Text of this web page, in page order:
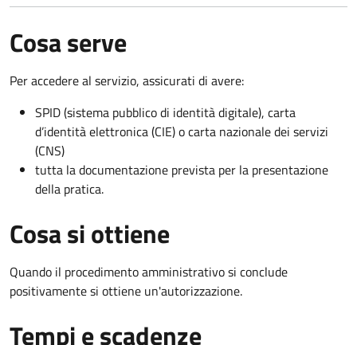
Cosa serve
Per accedere al servizio, assicurati di avere:
SPID (sistema pubblico di identità digitale), carta
d’identità elettronica (CIE) o carta nazionale dei servizi
(CNS)
tutta la documentazione prevista per la presentazione
della pratica.
Cosa si ottiene
Quando il procedimento amministrativo si conclude
positivamente si ottiene un'autorizzazione.
Tempi e scadenze